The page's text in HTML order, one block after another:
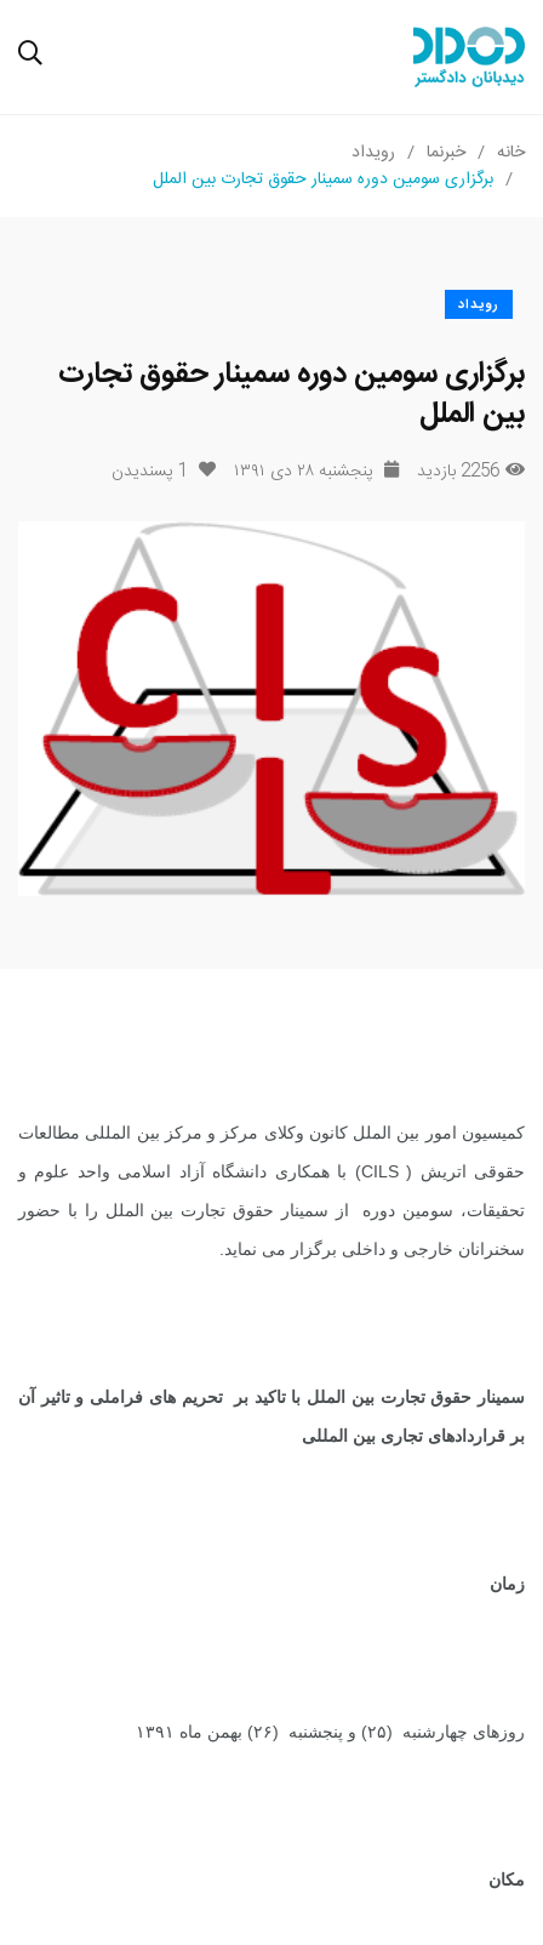
خانه خبرنما
رویداد
برگزاری سومین دوره سمینار حقوق تجارت بین الملل
رویداد
برگزاری سومین دوره سمینار حقوق تجارت
بین الملل
2256 بازدید پنجشنبه ۲۸ دی ۱۳۹۱ 1 پسندیدن
کمیسیون امور بین الملل کانون وکلای مرکز و مرکز بین المللی مطالعات
حقوقی اتریش (CILS) با همکاری دانشگاه آزاد اسلامی واحد علوم و
تحقیقات، سومین دوره از سمینار حقوق تجارت بین الملل را با حضور
سخنرانان خارجی و داخلی برگزار می نماید.
سمینار حقوق تجارت بین الملل با تاکید بر تحریم های فراملی و تاثیر آن
بر قراردادهای تجاری بین المللی
زمان
روزهای چهارشنبه (۲۵) و پنجشنبه (۲۶) بهمن ماه ۱۳۹۱
مکان